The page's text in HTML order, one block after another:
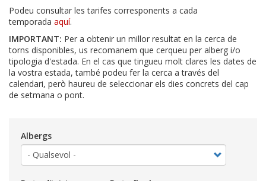
Podeu consultar les tarifes corresponents a cada
temporada aquí.
IMPORTANT: Per a obtenir un millor resultat en la cerca de
torns disponibles, us recomanem que cerqueu per alberg i/o
tipologia d'estada. En el cas que tingueu molt clares les dates de
la vostra estada, també podeu fer la cerca a través del
calendari, però haureu de seleccionar els dies concrets del cap
de setmana o pont.
Albergs